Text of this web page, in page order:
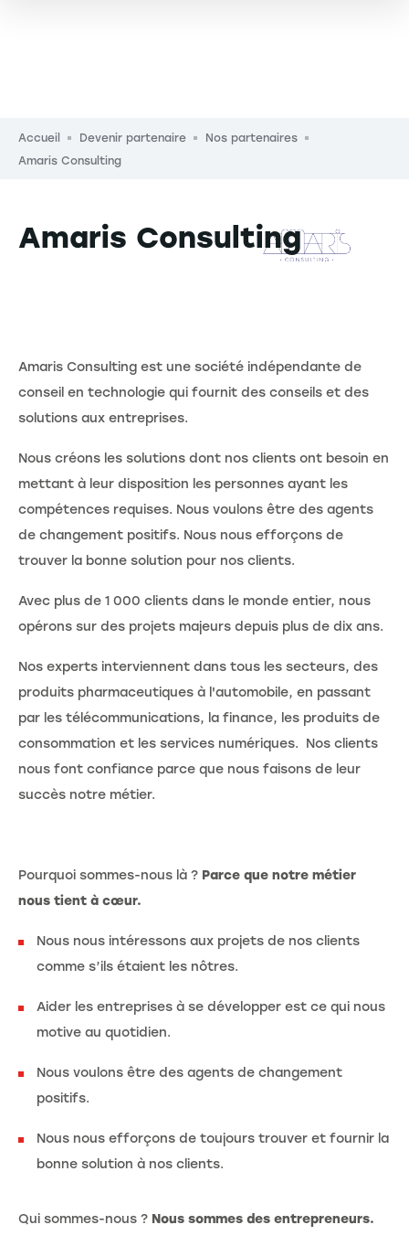
Fil d'Ariane
Accueil Devenir partenaire
Nos partenaires
Amaris Consulting
Amaris Consulting
Description
Amaris Consulting est une société indépendante de
conseil en technologie qui fournit des conseils et des
solutions aux entreprises.
Nous créons les solutions dont nos clients ont besoin en
mettant à leur disposition les personnes ayant les
compétences requises. Nous voulons être des agents
de changement positifs. Nous nous efforçons de
trouver la bonne solution pour nos clients.
Avec plus de 1 000 clients dans le monde entier, nous
opérons sur des projets majeurs depuis plus de dix ans.
Nos experts interviennent dans tous les secteurs, des
produits pharmaceutiques à l'automobile, en passant
par les télécommunications, la finance, les produits de
consommation et les services numériques. Nos clients
nous font confiance parce que nous faisons de leur
succès notre métier.
Pourquoi sommes-nous là ? Parce que notre métier
nous tient à cœur.
Nous nous intéressons aux projets de nos clients
comme s’ils étaient les nôtres.
Aider les entreprises à se développer est ce qui nous
motive au quotidien.
Nous voulons être des agents de changement
positifs.
Nous nous efforçons de toujours trouver et fournir la
bonne solution à nos clients.
Qui sommes-nous ? Nous sommes des entrepreneurs.